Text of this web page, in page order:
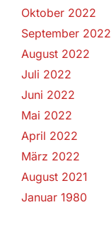
Oktober 2022
September 2022
August 2022
Juli 2022
Juni 2022
Mai 2022
April 2022
März 2022
August 2021
Januar 1980